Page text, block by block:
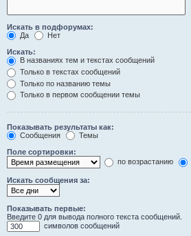
Искать в подфорумах:
Да
Нет
Искать:
В названиях тем и текстах сообщений
Только в текстах сообщений
Только по названию темы
Только в первом сообщении темы
Показывать результаты как:
Сообщения
Темы
Поле сортировки:
по возрастанию
Искать сообщения за:
Показывать первые:
Введите 0 для вывода полного текста сообщений.
символов сообщений